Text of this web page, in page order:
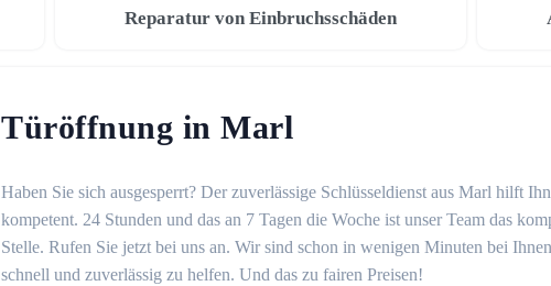
Reparatur von Einbruchsschäden
Türöffnung in Marl
Haben Sie sich ausgesperrt? Der zuverlässige Schlüsseldienst aus Marl hilft
kompetent. 24 Stunden und das an 7 Tagen die Woche ist unser Team das
Stelle. Rufen Sie jetzt bei uns an. Wir sind schon in wenigen Minuten bei
schnell und zuverlässig zu helfen. Und das zu fairen Preisen!